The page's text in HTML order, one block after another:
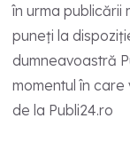
în urma publicării
puneți la
dumneavoastră
momentul în care
de la Publi24.ro